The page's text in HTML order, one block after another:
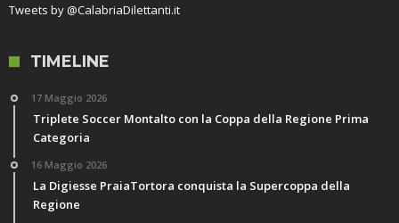
Tweets by @CalabriaDilettanti.it
TIMELINE
17 Maggio 2026
Triplete Soccer Montalto con la Coppa della Regione Prima
Categoria
16 Maggio 2026
La Digiesse PraiaTortora conquista la Supercoppa della
Regione